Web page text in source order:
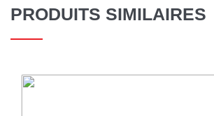
PRODUITS SIMILAIRES